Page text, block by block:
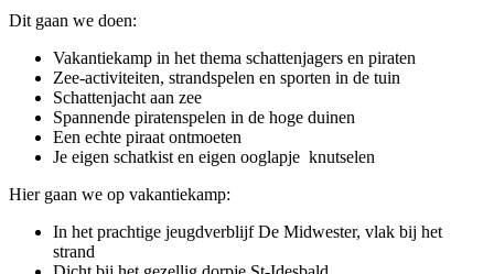
Dit gaan we doen:
Vakantiekamp in het thema schattenjagers en piraten
Zee-activiteiten, strandspelen en sporten in de tuin
Schattenjacht aan zee
Spannende piratenspelen in de hoge duinen
Een echte piraat ontmoeten
Je eigen schatkist en eigen ooglapje knutselen
Hier gaan we op vakantiekamp:
In het prachtige jeugdverblijf De Midwester, vlak bij het
strand